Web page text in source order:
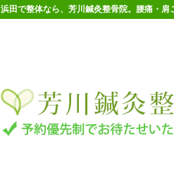
浜田で整体なら、芳川鍼灸整骨院。腰痛・肩